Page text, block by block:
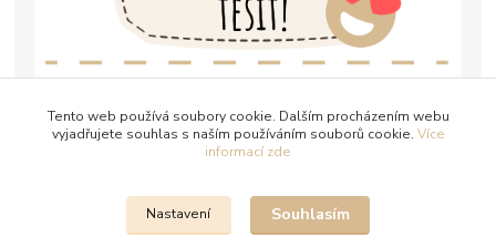
Tento web používá soubory cookie. Dalším procházením webu
vyjadřujete souhlas s naším používáním souborů cookie. Více
informací zde
Nastavení Souhlasím